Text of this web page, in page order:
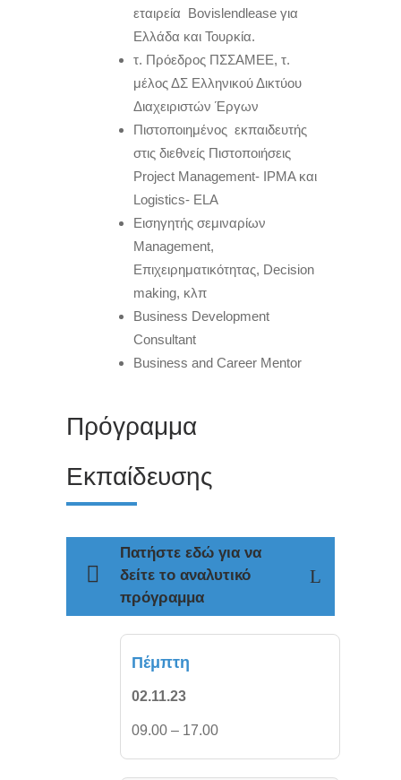
εταιρεία Bovislendlease για
Ελλάδα και Τουρκία.
τ. Πρόεδρος ΠΣΣΑΜΕΕ, τ.
μέλος ΔΣ Ελληνικού Δικτύου
Διαχειριστών Έργων
Πιστοποιημένος εκπαιδευτής
στις διεθνείς Πιστοποιήσεις
Project Management- IPMA και
Logistics- ELA
Εισηγητής σεμιναρίων
Management,
Επιχειρηματικότητας, Decision
making, κλπ
Business Development
Consultant
Business and Career Mentor
Πρόγραμμα
Εκπαίδευσης
Πατήστε εδώ για να
δείτε το αναλυτικό
πρόγραμμα
Πέμπτη
02.11.23
09.00 – 17.00